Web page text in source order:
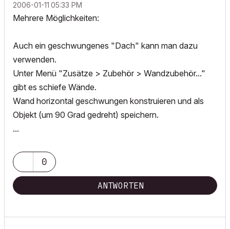
‎2006-01-11 05:33 PM
Mehrere Möglichkeiten:
Auch ein geschwungenes "Dach" kann man dazu
verwenden.
Unter Menü "Zusätze > Zubehör > Wandzubehör..."
gibt es schiefe Wände.
Wand horizontal geschwungen konstruieren und als
Objekt (um 90 Grad gedreht) speichern.
...
0
ANTWORTEN